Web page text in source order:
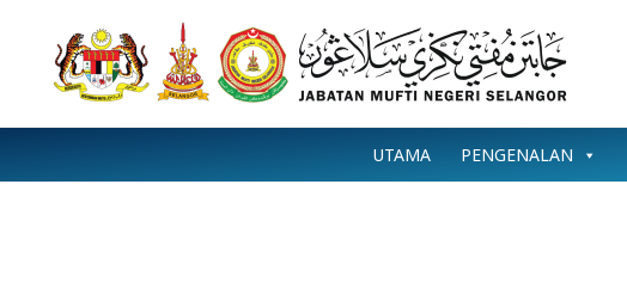
content
UTAMA PENGENALAN